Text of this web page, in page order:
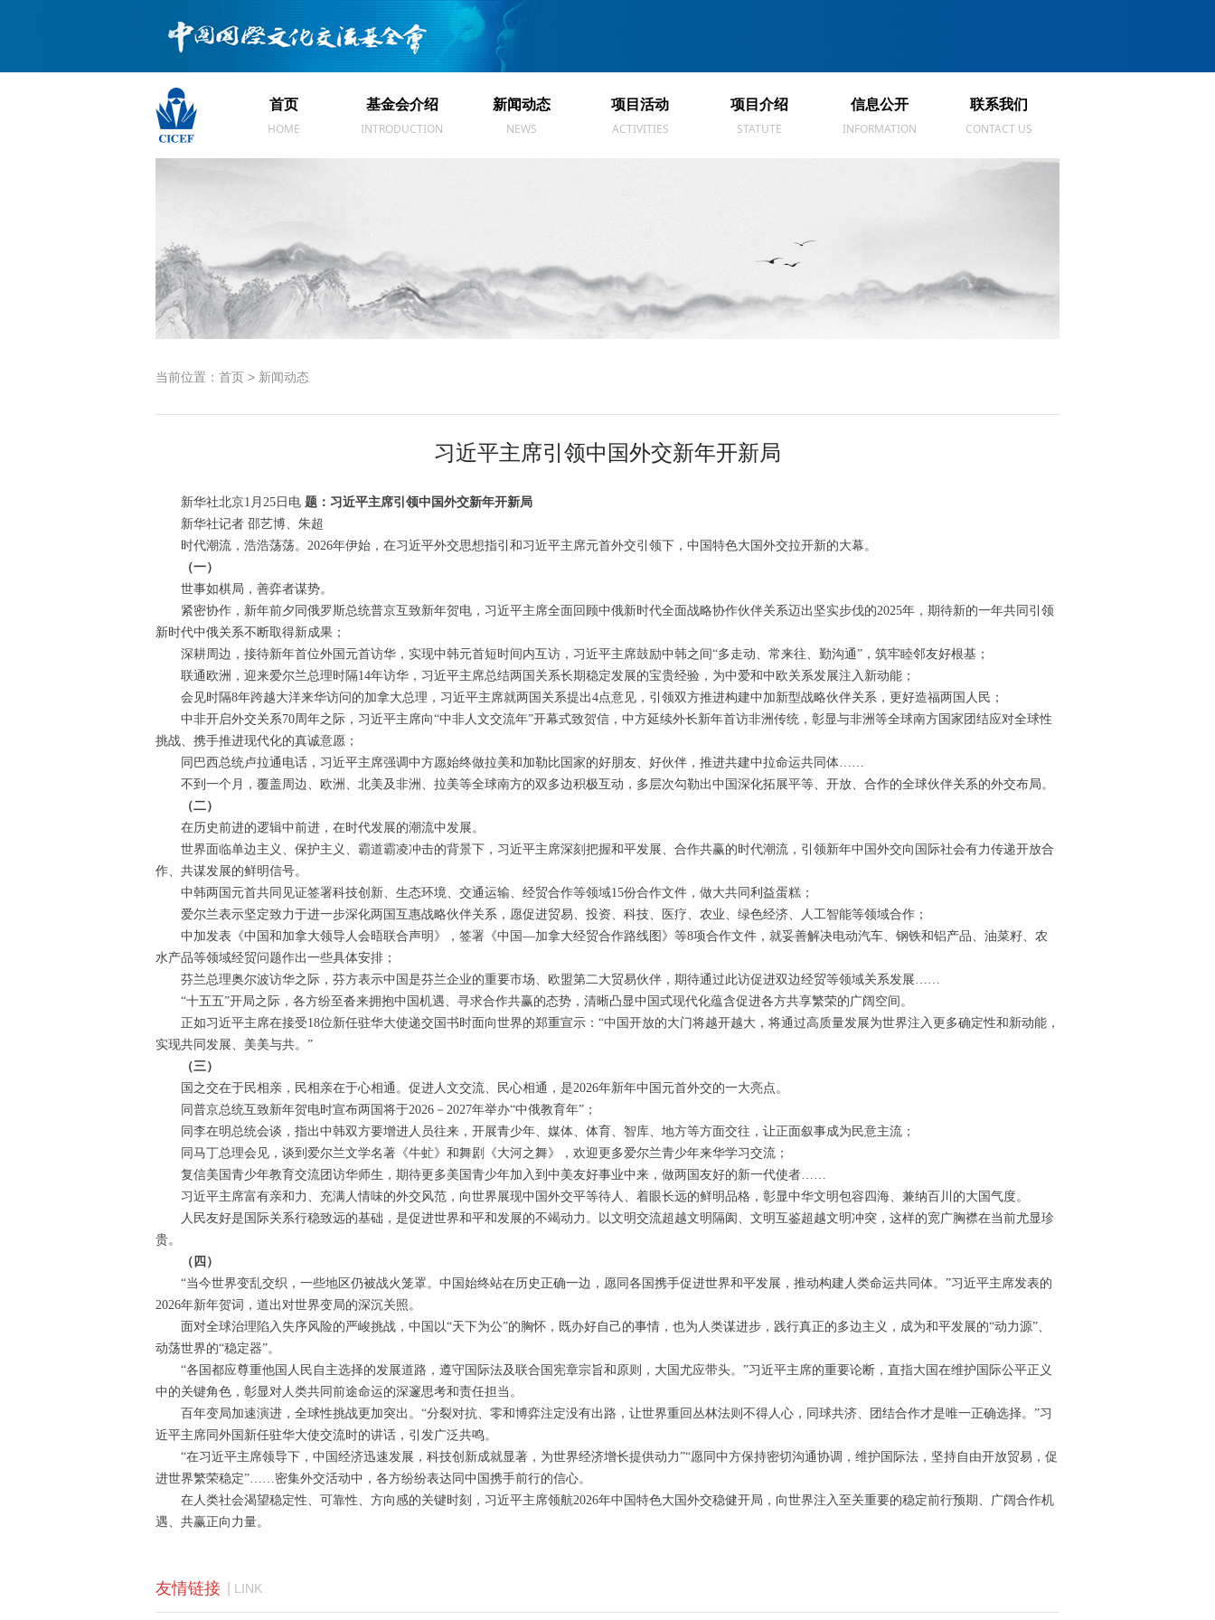
首页
HOME
基金会介绍
INTRODUCTION
新闻动态
NEWS
项目活动
ACTIVITIES
项目介绍
STATUTE
信息公开
INFORMATION
联系我们
CONTACT US
首页 基金会介绍 新闻动态 项目活动 项目介绍 信息公开 联系我们
当前位置：首页 > 新闻动态
习近平主席引领中国外交新年开新局
新华社北京1月25日电 题：习近平主席引领中国外交新年开新局
新华社记者 邵艺博、朱超
时代潮流，浩浩荡荡。2026年伊始，在习近平外交思想指引和习近平主席元首外交引领下，中国特色大国外交拉开新的大幕。
（一）
世事如棋局，善弈者谋势。
紧密协作，新年前夕同俄罗斯总统普京互致新年贺电，习近平主席全面回顾中俄新时代全面战略协作伙伴关系迈出坚实步伐的2025年，期待新的一年共同引领
新时代中俄关系不断取得新成果；
深耕周边，接待新年首位外国元首访华，实现中韩元首短时间内互访，习近平主席鼓励中韩之间“多走动、常来往、勤沟通”，筑牢睦邻友好根基；
联通欧洲，迎来爱尔兰总理时隔14年访华，习近平主席总结两国关系长期稳定发展的宝贵经验，为中爱和中欧关系发展注入新动能；
会见时隔8年跨越大洋来华访问的加拿大总理，习近平主席就两国关系提出4点意见，引领双方推进构建中加新型战略伙伴关系，更好造福两国人民；
中非开启外交关系70周年之际，习近平主席向“中非人文交流年”开幕式致贺信，中方延续外长新年首访非洲传统，彰显与非洲等全球南方国家团结应对全球性
挑战、携手推进现代化的真诚意愿；
同巴西总统卢拉通电话，习近平主席强调中方愿始终做拉美和加勒比国家的好朋友、好伙伴，推进共建中拉命运共同体……
不到一个月，覆盖周边、欧洲、北美及非洲、拉美等全球南方的双多边积极互动，多层次勾勒出中国深化拓展平等、开放、合作的全球伙伴关系的外交布局。
（二）
在历史前进的逻辑中前进，在时代发展的潮流中发展。
世界面临单边主义、保护主义、霸道霸凌冲击的背景下，习近平主席深刻把握和平发展、合作共赢的时代潮流，引领新年中国外交向国际社会有力传递开放合
作、共谋发展的鲜明信号。
中韩两国元首共同见证签署科技创新、生态环境、交通运输、经贸合作等领域15份合作文件，做大共同利益蛋糕；
爱尔兰表示坚定致力于进一步深化两国互惠战略伙伴关系，愿促进贸易、投资、科技、医疗、农业、绿色经济、人工智能等领域合作；
中加发表《中国和加拿大领导人会晤联合声明》，签署《中国—加拿大经贸合作路线图》等8项合作文件，就妥善解决电动汽车、钢铁和铝产品、油菜籽、农
水产品等领域经贸问题作出一些具体安排；
芬兰总理奥尔波访华之际，芬方表示中国是芬兰企业的重要市场、欧盟第二大贸易伙伴，期待通过此访促进双边经贸等领域关系发展……
“十五五”开局之际，各方纷至沓来拥抱中国机遇、寻求合作共赢的态势，清晰凸显中国式现代化蕴含促进各方共享繁荣的广阔空间。
正如习近平主席在接受18位新任驻华大使递交国书时面向世界的郑重宣示：“中国开放的大门将越开越大，将通过高质量发展为世界注入更多确定性和新动能，
实现共同发展、美美与共。”
（三）
国之交在于民相亲，民相亲在于心相通。促进人文交流、民心相通，是2026年新年中国元首外交的一大亮点。
同普京总统互致新年贺电时宣布两国将于2026－2027年举办“中俄教育年”；
同李在明总统会谈，指出中韩双方要增进人员往来，开展青少年、媒体、体育、智库、地方等方面交往，让正面叙事成为民意主流；
同马丁总理会见，谈到爱尔兰文学名著《牛虻》和舞剧《大河之舞》，欢迎更多爱尔兰青少年来华学习交流；
复信美国青少年教育交流团访华师生，期待更多美国青少年加入到中美友好事业中来，做两国友好的新一代使者……
习近平主席富有亲和力、充满人情味的外交风范，向世界展现中国外交平等待人、着眼长远的鲜明品格，彰显中华文明包容四海、兼纳百川的大国气度。
人民友好是国际关系行稳致远的基础，是促进世界和平和发展的不竭动力。以文明交流超越文明隔阂、文明互鉴超越文明冲突，这样的宽广胸襟在当前尤显珍
贵。
（四）
“当今世界变乱交织，一些地区仍被战火笼罩。中国始终站在历史正确一边，愿同各国携手促进世界和平发展，推动构建人类命运共同体。”习近平主席发表的
2026年新年贺词，道出对世界变局的深沉关照。
面对全球治理陷入失序风险的严峻挑战，中国以“天下为公”的胸怀，既办好自己的事情，也为人类谋进步，践行真正的多边主义，成为和平发展的“动力源”、
动荡世界的“稳定器”。
“各国都应尊重他国人民自主选择的发展道路，遵守国际法及联合国宪章宗旨和原则，大国尤应带头。”习近平主席的重要论断，直指大国在维护国际公平正义
中的关键角色，彰显对人类共同前途命运的深邃思考和责任担当。
百年变局加速演进，全球性挑战更加突出。“分裂对抗、零和博弈注定没有出路，让世界重回丛林法则不得人心，同球共济、团结合作才是唯一正确选择。”习
近平主席同外国新任驻华大使交流时的讲话，引发广泛共鸣。
“在习近平主席领导下，中国经济迅速发展，科技创新成就显著，为世界经济增长提供动力”“愿同中方保持密切沟通协调，维护国际法，坚持自由开放贸易，促
进世界繁荣稳定”……密集外交活动中，各方纷纷表达同中国携手前行的信心。
在人类社会渴望稳定性、可靠性、方向感的关键时刻，习近平主席领航2026年中国特色大国外交稳健开局，向世界注入至关重要的稳定前行预期、广阔合作机
遇、共赢正向力量。
友情链接 LINK